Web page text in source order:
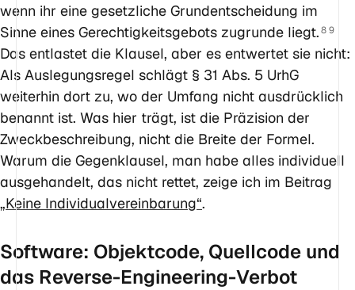
wenn ihr eine gesetzliche Grundentscheidung im
Sinne eines Gerechtigkeitsgebots zugrunde liegt. 8 9
Das entlastet die Klausel, aber es entwertet sie nicht:
Als Auslegungsregel schlägt § 31 Abs. 5 UrhG
weiterhin dort zu, wo der Umfang nicht ausdrücklich
benannt ist. Was hier trägt, ist die Präzision der
Zweckbeschreibung, nicht die Breite der Formel.
Warum die Gegenklausel, man habe alles individuell
ausgehandelt, das nicht rettet, zeige ich im Beitrag
„Keine Individualvereinbarung“.
Software: Objektcode, Quellcode und
das Reverse-Engineering-Verbot